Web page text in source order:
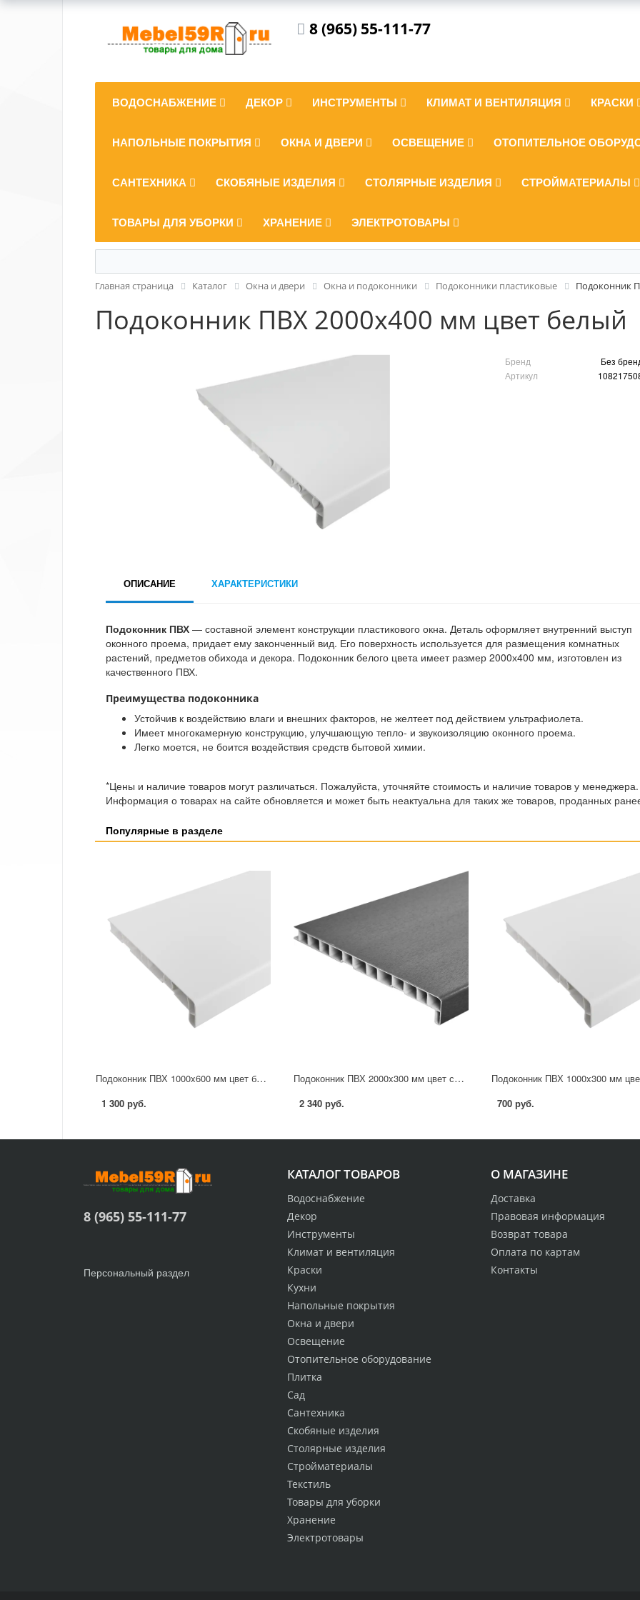
8 (965) 55-111-77
ВОДОСНАБЖЕНИЕ ДЕКОР ИНСТРУМЕНТЫ КЛИМАТ И ВЕНТИЛЯЦИЯ КРАСКИ
НАПОЛЬНЫЕ ПОКРЫТИЯ ОКНА И ДВЕРИ ОСВЕЩЕНИЕ ОТОПИТЕЛЬНОЕ
САНТЕХНИКА СКОБЯНЫЕ ИЗДЕЛИЯ СТОЛЯРНЫЕ ИЗДЕЛИЯ СТРОЙМАТЕРИАЛЫ
ТОВАРЫ ДЛЯ УБОРКИ ХРАНЕНИЕ ЭЛЕКТРОТОВАРЫ
Главная страница Каталог Окна и двери Окна и подоконники Подоконники пластиковые Подоконник
Подоконник ПВХ 2000x400 мм цвет белый
Бренд
Без
Артикул
ОПИСАНИЕ ХАРАКТЕРИСТИКИ
Подоконник ПВХ — составной элемент конструкции пластикового окна. Деталь оформляет внутренний выступ
оконного проема, придает ему законченный вид. Его поверхность используется для размещения комнатных
растений, предметов обихода и декора. Подоконник белого цвета имеет размер 2000х400 мм, изготовлен из
качественного ПВХ.
Преимущества подоконника
Устойчив к воздействию влаги и внешних факторов, не желтеет под действием ультрафиолета.
Имеет многокамерную конструкцию, улучшающую тепло- и звукоизоляцию оконного проема.
Легко моется, не боится воздействия средств бытовой химии.
*Цены и наличие товаров могут различаться. Пожалуйста, уточняйте стоимость и наличие товаров у менеджера.
Информация о товарах на сайте обновляется и может быть неактуальна для таких же товаров, проданных
Популярные в разделе
Подоконник ПВХ 1000x600 мм цвет белый
1 300 руб.
Подоконник ПВХ 2000x300 мм цвет серый антрацит
2 340 руб. 700 руб.
О МАГАЗИНЕ
Доставка
Правовая информация
Возврат товара
Оплата по картам
Контакты
КАТАЛОГ ТОВАРОВ
Водоснабжение
Декор
Инструменты
Климат и вентиляция
Краски
Кухни
Напольные покрытия
Окна и двери
Освещение
Отопительное оборудование
Плитка
Сад
Сантехника
Скобяные изделия
Столярные изделия
Стройматериалы
Текстиль
Товары для уборки
Хранение
Электротовары
8 (965) 55-111-77
Персональный раздел